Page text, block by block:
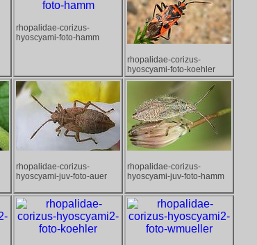
rhopalidae-corizus-
hyoscyami-foto-hamm
rhopalidae-corizus-
hyoscyami-foto-koehler
rhopalidae-corizus-
hyoscyami-juv-foto-auer
rhopalidae-corizus-
hyoscyami-juv-foto-hamm